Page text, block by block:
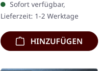
Sticker, Postkarte,
Download-Code. Was für
eine…
Sofort verfügbar,
Lieferzeit: 1-2 Werktage
HINZUFÜGEN